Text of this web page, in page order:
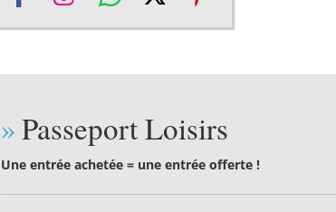
ShareShareShareShareShare
Passeport Loisirs
Une entrée achetée = une entrée offerte !